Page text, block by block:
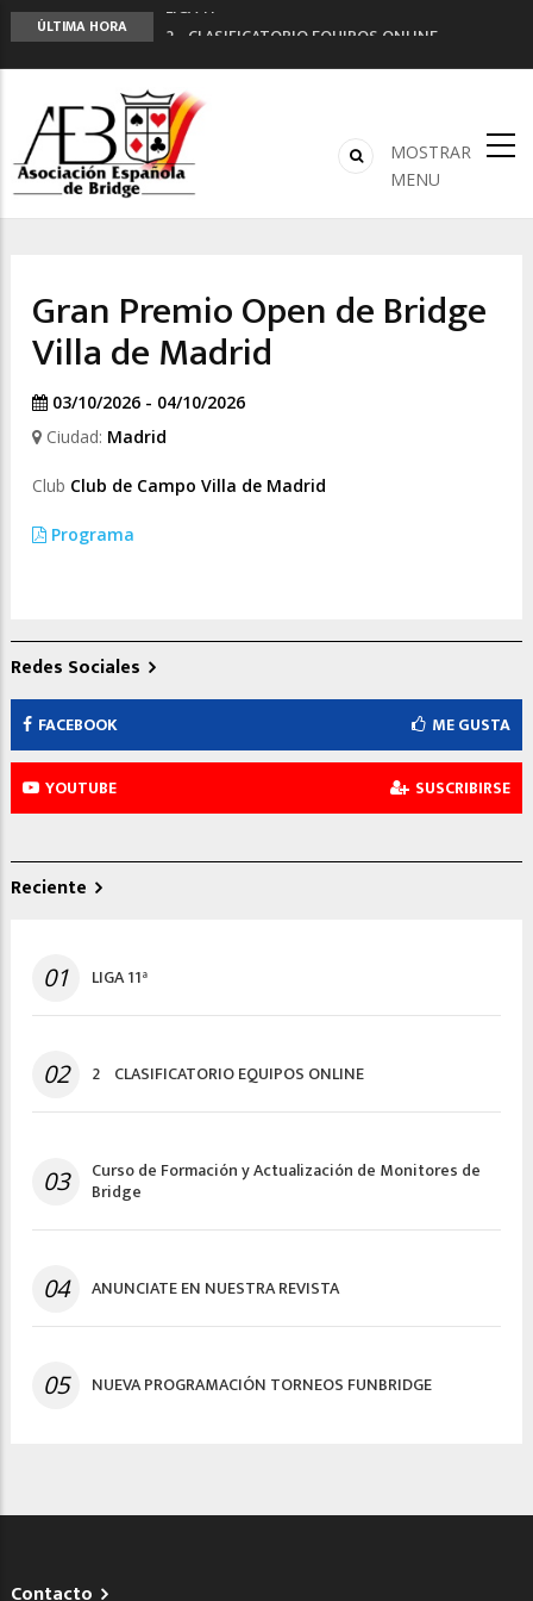
ÚLTIMA HORA
2º CLASIFICATORIO EQUIPOS ONLINE
Monitores de Bridge
ANUNCIATE EN NUESTRA REVISTA
NUEVA PROGRAMACIÓN TORNEOS FUNBRIDGE
MOSTRAR
MENU
Gran Premio Open de Bridge
Villa de Madrid
03/10/2026 - 04/10/2026
Ciudad: Madrid
Club Club de Campo Villa de Madrid
Programa
Redes Sociales
FACEBOOK ME GUSTA
YOUTUBE SUSCRIBIRSE
Reciente
01 LIGA 11ª
02 2º CLASIFICATORIO EQUIPOS ONLINE
03 Curso de Formación y Actualización de Monitores de
Bridge
04 ANUNCIATE EN NUESTRA REVISTA
05 NUEVA PROGRAMACIÓN TORNEOS FUNBRIDGE
Contacto